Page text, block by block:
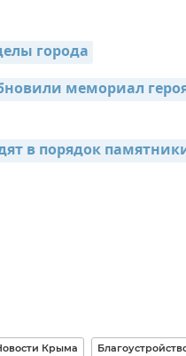
города
мемориал
в порядок
Крыма